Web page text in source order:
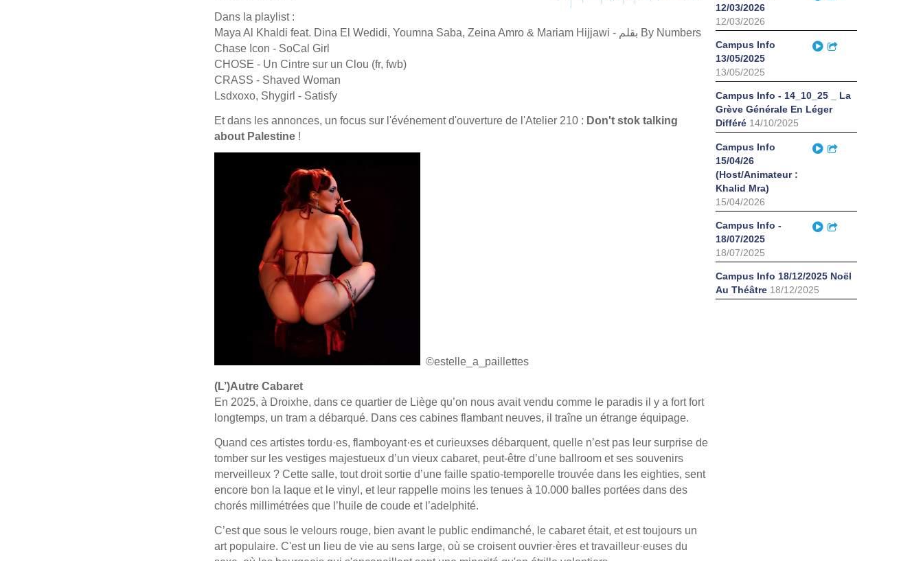
Dans la playlist :
Maya Al Khaldi feat. Dina El Wedidi, Youmna Saba, Zeina Amro & Mariam Hijjawi - بقلم By Numbers
Chase Icon - SoCal Girl
CHOSE - Un Cintre sur un Clou (fr, fwb)
CRASS - Shaved Woman
Lsdxoxo, Shygirl - Satisfy
Et dans les annonces, un focus sur l'événement d'ouverture de l'Atelier 210 : Don't stok talking
about Palestine !
©estelle_a_paillettes
(L’)Autre Cabaret
En 2025, à Droixhe, dans ce quartier de Liège qu’on nous avait vendu comme le paradis il y a fort fort
longtemps, un tram a débarqué. Dans ces cabines flambant neuves, il traîne un étrange équipage.
Quand ces artistes tordu·es, flamboyant·es et curieuxses débarquent, quelle n’est pas leur surprise de
tomber sur les vestiges majestueux d’un vieux cabaret, peut-être d’une ballroom et ses souvenirs
merveilleux ? Cette salle, tout droit sortie d’une faille spatio-temporelle trouvée dans les eighties, sent
encore bon la laque et le vinyl, et leur rappelle moins les tenues à 10.000 balles portées dans des
chorés millimétrées que l’huile de coude et l’adelphité.
C’est que sous le velours rouge, bien avant le public endimanché, le cabaret était, et est toujours un
art populaire. C'est un lieu de vie au sens large, où se croisent ouvrier·ères et travailleur·euses du
12/03/2026
12/03/2026
Campus Info
13/05/2025
13/05/2025
Play
Campus Info - 14_10_25 _ La
Grève Générale En Léger
Différé 14/10/2025
Campus Info
15/04/26
(Host/Animateur :
Khalid Mra)
15/04/2026
Play
Campus Info -
18/07/2025
18/07/2025
Play
Campus Info 18/12/2025 Noël
Au Théâtre 18/12/2025